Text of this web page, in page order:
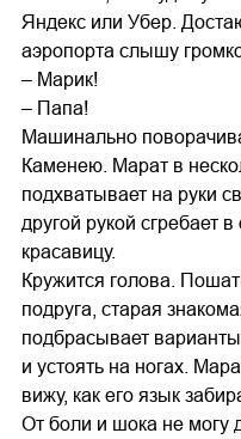
Яндекс или Убер.
аэропорта слышу
– Марик!
– Папа!
Машинально
Каменею. Марат в
подхватывает на руки
другой рукой сгребает
красавицу.
Кружится голова.
подруга, старая
подбрасывает
и устоять на ногах.
вижу, как его язык
От боли и шока не могу